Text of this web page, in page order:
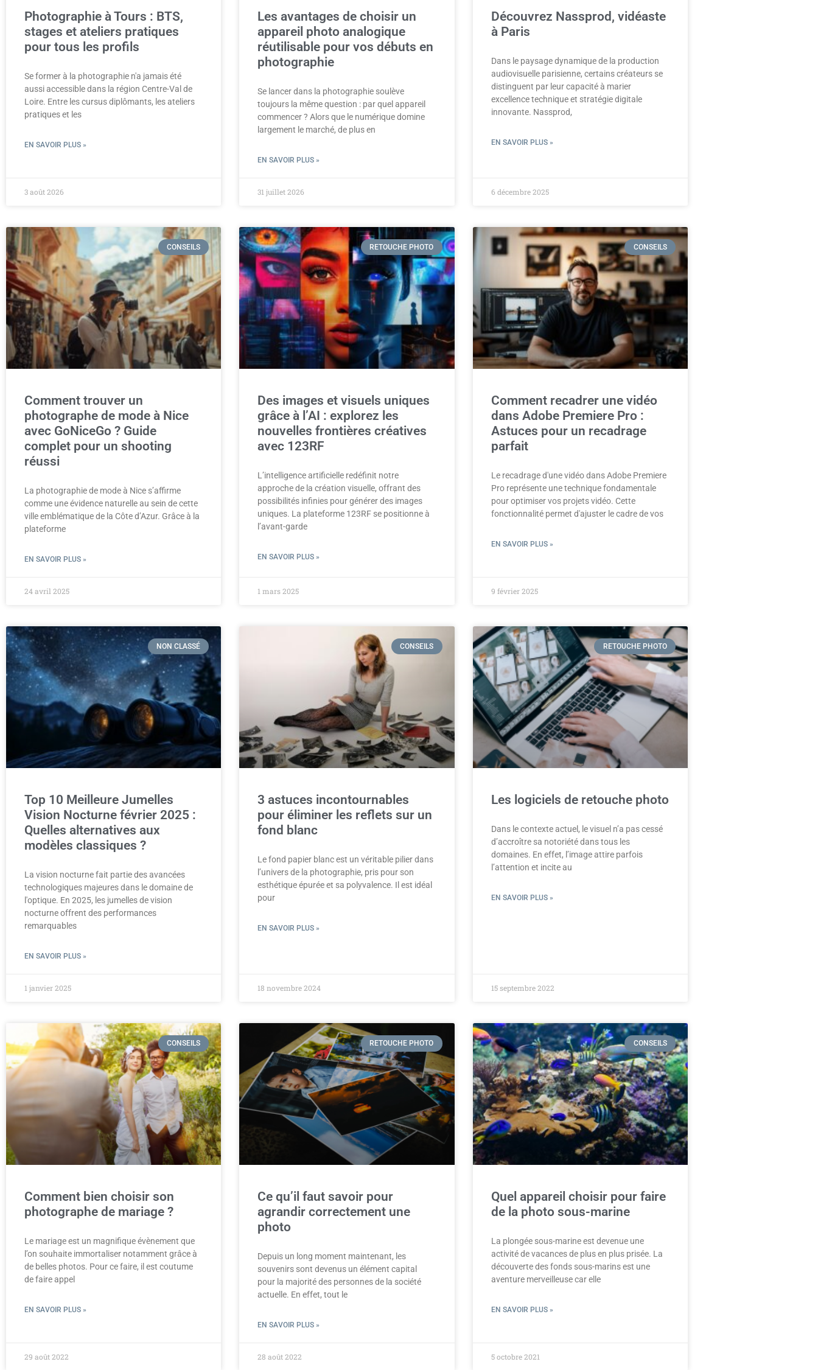
Photographie à Tours : BTS,
stages et ateliers pratiques
pour tous les profils
Se former à la photographie n'a jamais été
aussi accessible dans la région Centre-Val de
Loire. Entre les cursus diplômants, les ateliers
pratiques et les
EN SAVOIR PLUS »
3 août 2026
Les avantages de choisir un
appareil photo analogique
réutilisable pour vos débuts en
photographie
Se lancer dans la photographie soulève
toujours la même question : par quel appareil
commencer ? Alors que le numérique domine
largement le marché, de plus en
EN SAVOIR PLUS »
31 juillet 2026
Découvrez Nassprod, vidéaste
à Paris
Dans le paysage dynamique de la production
audiovisuelle parisienne, certains créateurs se
distinguent par leur capacité à marier
excellence technique et stratégie digitale
innovante. Nassprod,
EN SAVOIR PLUS »
6 décembre 2025
CONSEILS
Comment trouver un
photographe de mode à Nice
avec GoNiceGo ? Guide
complet pour un shooting
réussi
La photographie de mode à Nice s’affirme
comme une évidence naturelle au sein de cette
ville emblématique de la Côte d’Azur. Grâce à la
plateforme
EN SAVOIR PLUS »
24 avril 2025
RETOUCHE PHOTO
Des images et visuels uniques
grâce à l’AI : explorez les
nouvelles frontières créatives
avec 123RF
L’intelligence artificielle redéfinit notre
approche de la création visuelle, offrant des
possibilités infinies pour générer des images
uniques. La plateforme 123RF se positionne à
l’avant-garde
EN SAVOIR PLUS »
1 mars 2025
CONSEILS
Comment recadrer une vidéo
dans Adobe Premiere Pro :
Astuces pour un recadrage
parfait
Le recadrage d'une vidéo dans Adobe Premiere
Pro représente une technique fondamentale
pour optimiser vos projets vidéo. Cette
fonctionnalité permet d'ajuster le cadre de vos
EN SAVOIR PLUS »
9 février 2025
NON CLASSÉ
Top 10 Meilleure Jumelles
Vision Nocturne février 2025 :
Quelles alternatives aux
modèles classiques ?
La vision nocturne fait partie des avancées
technologiques majeures dans le domaine de
l'optique. En 2025, les jumelles de vision
nocturne offrent des performances
remarquables
EN SAVOIR PLUS »
1 janvier 2025
CONSEILS
3 astuces incontournables
pour éliminer les reflets sur un
fond blanc
Le fond papier blanc est un véritable pilier dans
l’univers de la photographie, pris pour son
esthétique épurée et sa polyvalence. Il est idéal
pour
EN SAVOIR PLUS »
18 novembre 2024
RETOUCHE PHOTO
Les logiciels de retouche photo
Dans le contexte actuel, le visuel n’a pas cessé
d’accroître sa notoriété dans tous les
domaines. En effet, l’image attire parfois
l’attention et incite au
EN SAVOIR PLUS »
15 septembre 2022
CONSEILS
Comment bien choisir son
photographe de mariage ?
Le mariage est un magnifique évènement que
l’on souhaite immortaliser notamment grâce à
de belles photos. Pour ce faire, il est coutume
de faire appel
EN SAVOIR PLUS »
29 août 2022
RETOUCHE PHOTO
Ce qu’il faut savoir pour
agrandir correctement une
photo
Depuis un long moment maintenant, les
souvenirs sont devenus un élément capital
pour la majorité des personnes de la société
actuelle. En effet, tout le
EN SAVOIR PLUS »
28 août 2022
CONSEILS
Quel appareil choisir pour faire
de la photo sous-marine
La plongée sous-marine est devenue une
activité de vacances de plus en plus prisée. La
découverte des fonds sous-marins est une
aventure merveilleuse car elle
EN SAVOIR PLUS »
5 octobre 2021